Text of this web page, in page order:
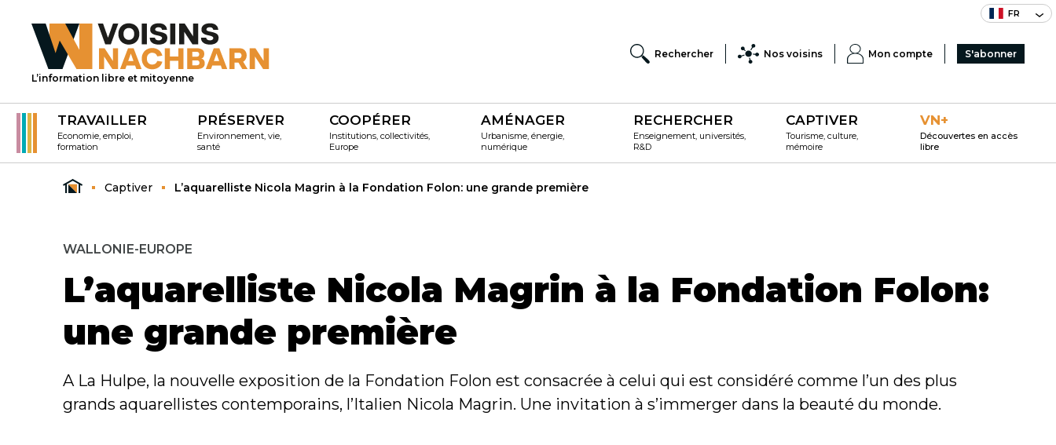
FR
L’information libre et mitoyenne
Rechercher Nos voisins Mon compte S'abonner
TRAVAILLER
Economie, emploi,
formation
PRÉSERVER
Environnement, vie,
santé
COOPÉRER
Institutions, collectivités,
Europe
AMÉNAGER
Urbanisme, énergie,
numérique
RECHERCHER
Enseignement, universités,
R&D
CAPTIVER
Tourisme, culture,
mémoire
VN+
Découvertes en accès
libre
Captiver L’aquarelliste Nicola Magrin à la Fondation Folon: une grande première
WALLONIE-EUROPE
L’aquarelliste Nicola Magrin à la Fondation Folon:
une grande première
A La Hulpe, la nouvelle exposition de la Fondation Folon est consacrée à celui qui est considéré comme l’un des plus
grands aquarellistes contemporains, l’Italien Nicola Magrin. Une invitation à s’immerger dans la beauté du monde.